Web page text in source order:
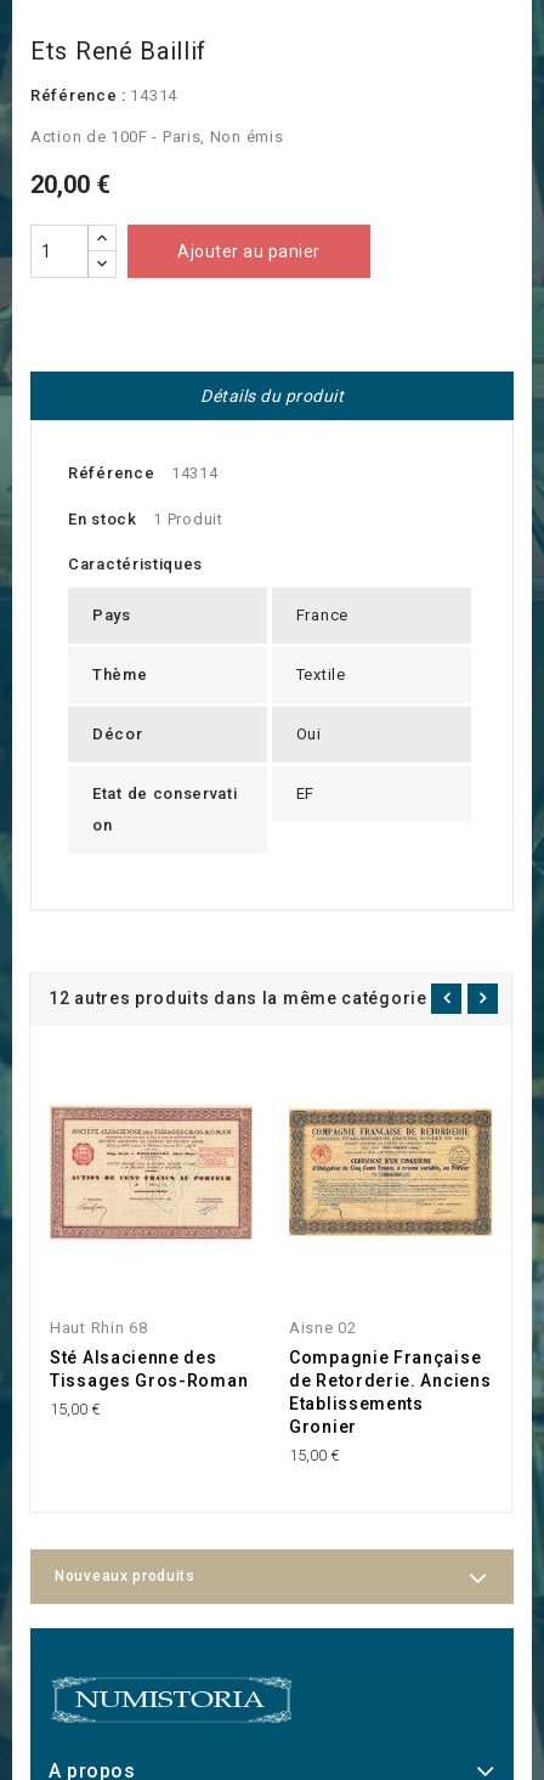
Ets René Baillif
Référence : 14314
Action de 100F - Paris, Non émis
20,00 €
Ajouter au panier
Détails du produit
Référence 14314
En stock 1 Produit
Caractéristiques
Pays France
Thème Textile
Décor Oui
Etat de conservati
on
EF
12 autres produits dans la même catégorie :
Haut Rhin 68
Sté Alsacienne des
Tissages Gros-Roman
15,00 €
Aisne 02
Compagnie Française
de Retorderie. Anciens
Etablissements
Gronier
15,00 €
Nouveaux produits
A propos